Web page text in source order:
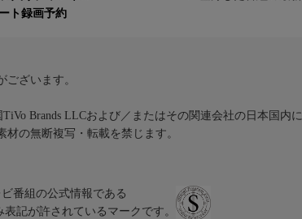
ト録画予約
ざいます。
Brands LLCおよび／またはその関連会社の日本国内
の無断複写・転載を禁じます。
番組の公式情報である
記が許されているマークです。